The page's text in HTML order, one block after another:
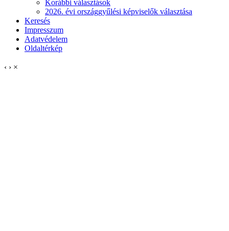
Korábbi választások
2026. évi országgyűlési képviselők választása
Keresés
Impresszum
Adatvédelem
Oldaltérkép
‹ › ×